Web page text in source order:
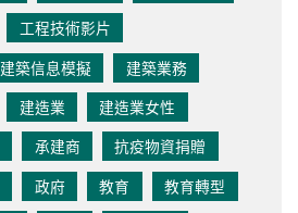
工程技術影片
建築信息模擬
建築業務
建造業
建造業女性
承建商
抗疫物資捐贈
政府 教育
教育轉型